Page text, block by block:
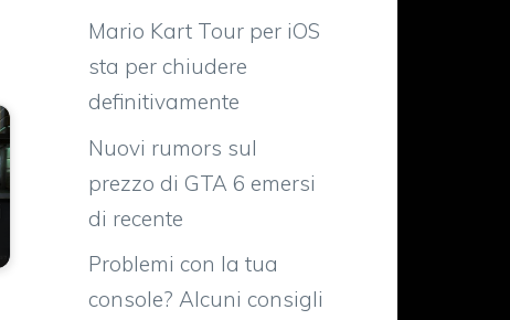
Mario Kart Tour per iOS
sta per chiudere
definitivamente
Nuovi rumors sul
prezzo di GTA 6 emersi
di recente
Problemi con la tua
console? Alcuni consigli